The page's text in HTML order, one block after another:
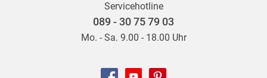
Servicehotline
089 - 30 75 79 03
Mo. - Sa. 9.00 - 18.00 Uhr